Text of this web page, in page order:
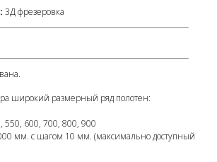
3Д фрезеровка
широкий размерный ряд полотен:
550, 600, 700, 800, 900
мм. с шагом 10 мм. (максимально доступный